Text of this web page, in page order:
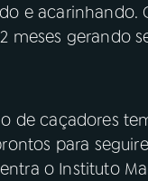
e
meses gerando
de caçadores
para
o Instituto